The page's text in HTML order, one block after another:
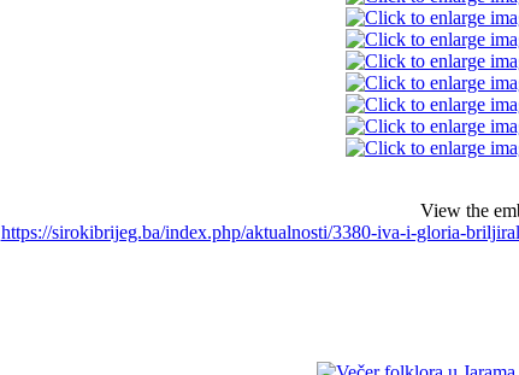
View the
https://sirokibrijeg.ba/index.php/aktualnosti/3380-iva-i-gloria-